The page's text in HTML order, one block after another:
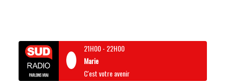
21H00- 22H00
Marie
C'est votre avenir